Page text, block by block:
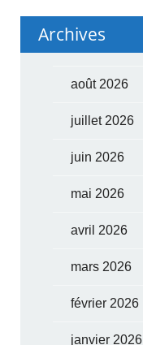
Archives
août 2026
juillet 2026
juin 2026
mai 2026
avril 2026
mars 2026
février 2026
janvier 2026